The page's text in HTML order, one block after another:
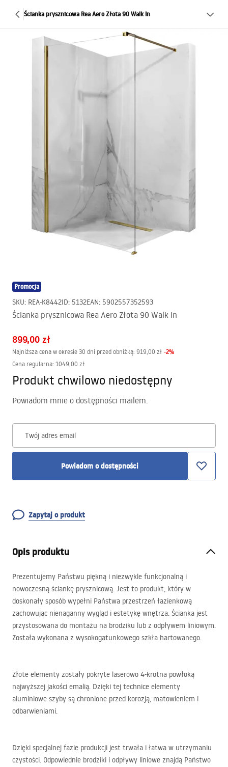
Ścianka prysznicowa Rea Aero Złota 90 Walk In
Promocja
SKU: REA-K8442ID: 5132EAN: 5902557352593
Ścianka prysznicowa Rea Aero Złota 90 Walk In
899,00 zł
Najniższa cena w okresie 30 dni przed obniżką: 919,00 zł -2%
Cena regularna: 1049,00 zł
Produkt chwilowo niedostępny
Powiadom mnie o dostępności mailem.
Twój adres email
Powiadom o dostępności
Zapytaj o produkt
Opis produktu
Prezentujemy Państwu piękną i niezwykle funkcjonalną i
nowoczesną ściankę prysznicową. Jest to produkt, który w
doskonały sposób wypełni Państwa przestrzeń łazienkową
zachowując nienaganny wygląd i estetykę wnętrza. Ścianka jest
przystosowana do montażu na brodziku lub z odpływem liniowym.
Została wykonana z wysokogatunkowego szkła hartowanego.
Złote elementy zostały pokryte laserowo 4-krotna powłoką
najwyższej jakości emalią. Dzięki tej technice elementy
aluminiowe szyby są chronione przed korozją, matowieniem i
odbarwieniami.
Dzięki specjalnej fazie produkcji jest trwała i łatwa w utrzymaniu
czystości. Odpowiednie brodziki i odpływy liniowe znajdą Państwo